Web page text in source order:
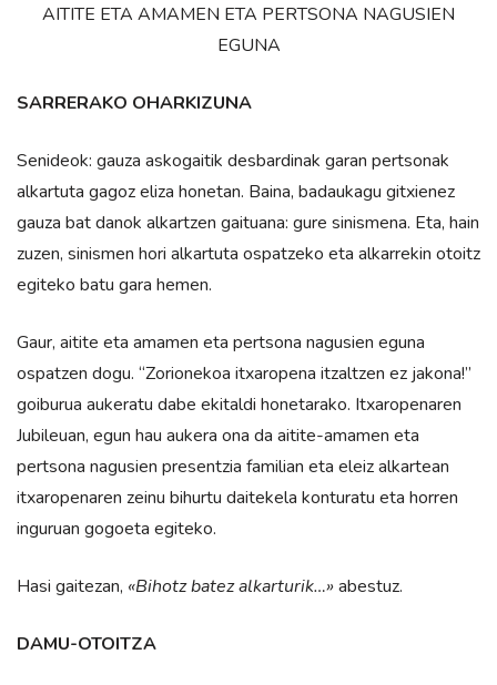
AITITE ETA AMAMEN ETA PERTSONA NAGUSIEN
EGUNA
SARRERAKO OHARKIZUNA
Senideok: gauza askogaitik desbardinak garan pertsonak
alkartuta gagoz eliza honetan. Baina, badaukagu gitxienez
gauza bat danok alkartzen gaituana: gure sinismena. Eta, hain
zuzen, sinismen hori alkartuta ospatzeko eta alkarrekin otoitz
egiteko batu gara hemen.
Gaur, aitite eta amamen eta pertsona nagusien eguna
ospatzen dogu. “Zorionekoa itxaropena itzaltzen ez jakona!”
goiburua aukeratu dabe ekitaldi honetarako. Itxaropenaren
Jubileuan, egun hau aukera ona da aitite-amamen eta
pertsona nagusien presentzia familian eta eleiz alkartean
itxaropenaren zeinu bihurtu daitekela konturatu eta horren
inguruan gogoeta egiteko.
Hasi gaitezan, «Bihotz batez alkarturik…»abestuz.
DAMU-OTOITZA